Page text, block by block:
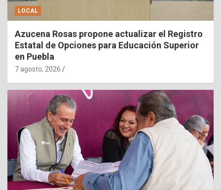
LOCAL
Azucena Rosas propone actualizar el Registro
Estatal de Opciones para Educación Superior
en Puebla
7 agosto, 2026